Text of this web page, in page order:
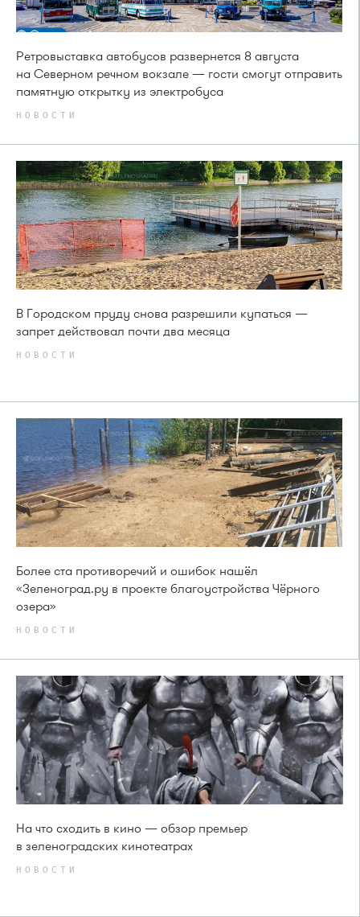
Ретровыставка автобусов развернется 8 августа
на Северном речном вокзале — гости смогут отправить
памятную открытку из электробуса
НОВОСТИ
В Городском пруду снова разрешили купаться —
запрет действовал почти два месяца
НОВОСТИ
Более ста противоречий и ошибок нашёл
«Зеленоград.ру в проекте благоустройства Чёрного
озера»
НОВОСТИ
На что сходить в кино — обзор премьер
в зеленоградских кинотеатрах
НОВОСТИ